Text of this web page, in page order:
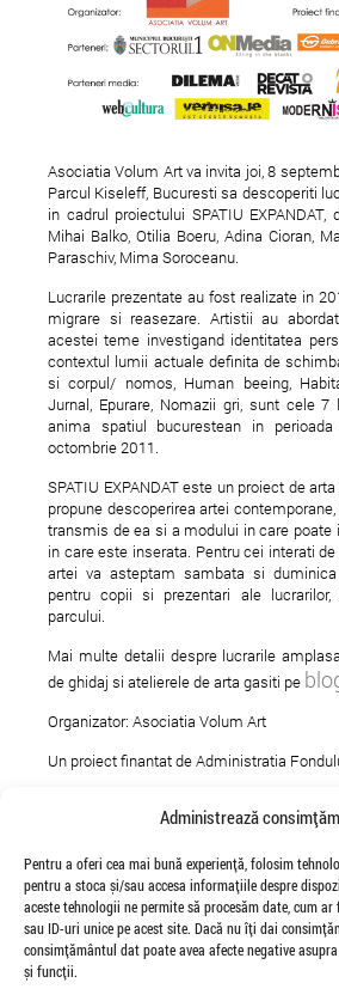
Administrează
Pentru a oferi cea mai bună experiență, folosim
pentru a stoca și/sau accesa informațiile despre
aceste tehnologii ne permite să procesăm date, cum
sau ID-uri unice pe acest site. Dacă nu îți dai
consimțământul dat poate avea afecte negative
și funcții.
Brazda lui Novac
Asociatia Volum Art va invita joi, 8
Parcul Kiseleff, Bucuresti sa descoperiti
in cadrul proiectului SPATIU
Mihai Balko, Otilia Boeru, Adina Cioran,
Paraschiv, Mima Soroceanu.
Lucrarile prezentate au fost realizate in
migrare si reasezare. Artistii au
acestei teme investigand identitatea
contextul lumii actuale definita de
si corpul/ nomos, Human beeing,
Jurnal, Epurare, Nomazii gri, sunt cele
anima spatiul bucurestean in
octombrie 2011.
SPATIU EXPANDAT este un proiect de
propune descoperirea artei
transmis de ea si a modului in care poate
in care este inserata. Pentru cei interati
artei va asteptam sambata si
pentru copii si prezentari ale
parcului.
Mai multe detalii despre lucrarile
de ghidaj si atelierele de arta gasiti pe
Organizator: Asociatia Volum Art
Un proiect finantat de Administratia
Parteneri: Primaria Sector 1, On
Mindscape, Gebruder Weiss, Muzeul
Recomandat de Dilema Veche
Parteneri Media: Radio Romania Cultural,
Arte, Vernisaje.com, Modernism.ro,